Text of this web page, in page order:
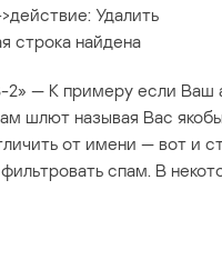
Удалить
строка найдена
— К примеру если Ваш
шлют называя Вас
от имени — вот и
спам. В